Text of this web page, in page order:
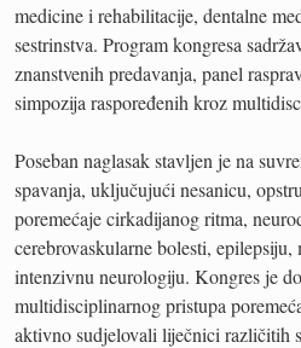
medicine i rehabilitacije, dentalne
sestrinstva. Program kongresa
znanstvenih predavanja, panel
simpozija raspoređenih kroz
Poseban naglasak stavljen je na
spavanja, uključujući nesanicu,
poremećaje cirkadijanog ritma,
cerebrovaskularne bolesti,
intenzivnu neurologiju. Kongres je
multidisciplinarnog pristupa
aktivno sudjelovali liječnici različitih